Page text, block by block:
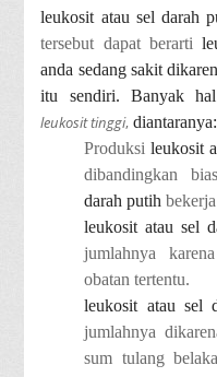
leukosit atau sel darah
tersebut dapat berarti
anda sedang sakit
itu sendiri. Banyak
leukosit tinggi, diantaranya:
Produksileukosit
dibandingkan
darah putih
leukosit atau sel
jumlahnya
obatan tertentu.
leukosit atau sel
jumlahnya
sum tulang